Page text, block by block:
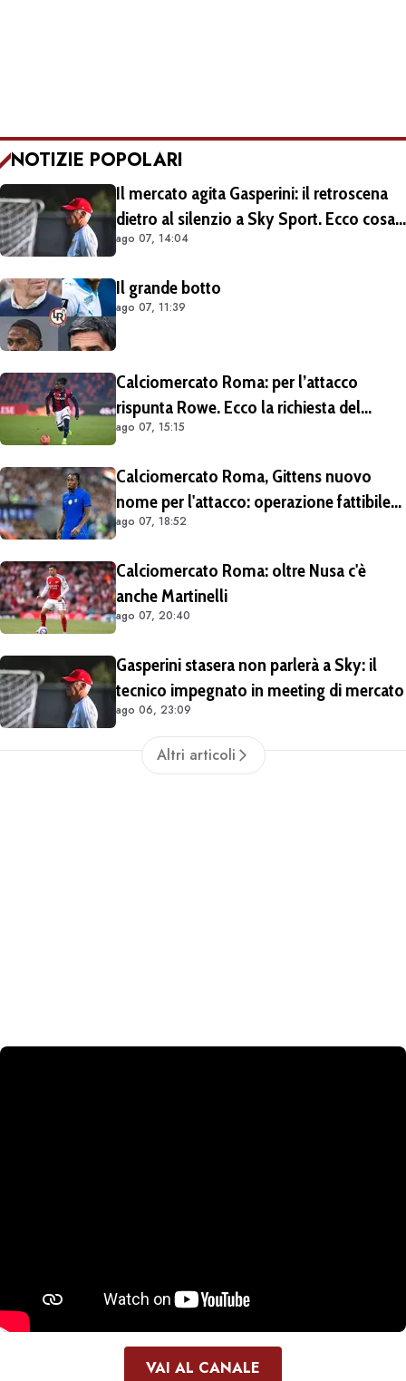
NOTIZIE POPOLARI
Il mercato agita Gasperini: il retroscena
dietro al silenzio a Sky Sport. Ecco cosa
è emerso dal meeting con la proprietà
ago 07, 14:04
Il grande botto
ago 07, 11:39
Calciomercato Roma: per l’attacco
rispunta Rowe. Ecco la richiesta del
Bologna
ago 07, 15:15
Calciomercato Roma, Gittens nuovo
nome per l'attacco: operazione fattibile
solo in prestito
ago 07, 18:52
Calciomercato Roma: oltre Nusa c'è
anche Martinelli
ago 07, 20:40
Gasperini stasera non parlerà a Sky: il
tecnico impegnato in meeting di mercato
ago 06, 23:09
Altri articoli
VAI AL CANALE